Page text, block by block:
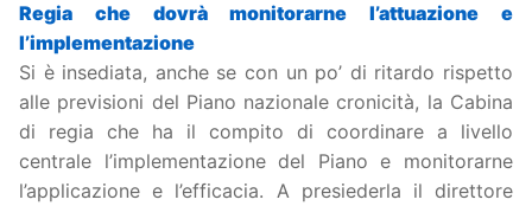
Regia che dovrà monitorarne l’attuazione e
l’implementazione
Si è insediata, anche se con un po’ di ritardo rispetto
alle previsioni del Piano nazionale cronicità, la Cabina
di regia che ha il compito di coordinare a livello
centrale l’implementazione del Piano e monitorarne
l’applicazione e l’efficacia. A presiederla il direttore